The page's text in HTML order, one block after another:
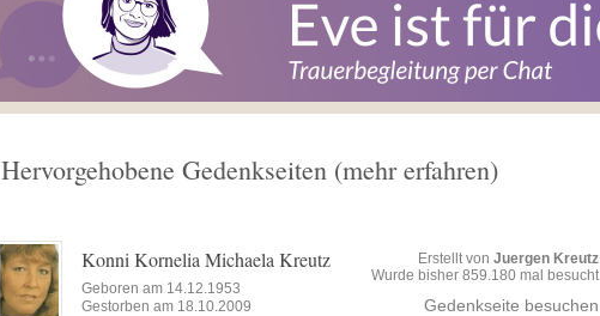
Hervorgehobene Gedenkseiten (mehr erfahren)
Konni Kornelia Michaela Kreutz
Geboren am 14.12.1953
Gestorben am 18.10.2009
Erstellt von Juergen Kreutz
Wurde bisher 859.180 mal besucht
Gedenkseite besuchen